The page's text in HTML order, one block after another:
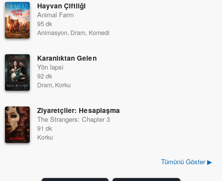
Hayvan Çiftliği
Animal Farm
95 dk
Animasyon, Dram, Komedi
Karanlıktan Gelen
Yön lapsi
92 dk
Dram, Korku
Ziyaretçiler: Hesaplaşma
The Strangers: Chapter 3
91 dk
Korku
Tümünü Göster ▶